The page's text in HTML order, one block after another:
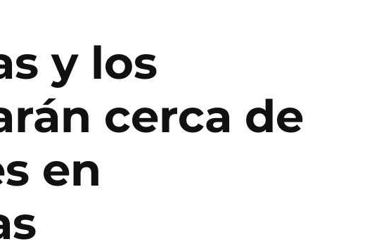
y los
cerca de
en